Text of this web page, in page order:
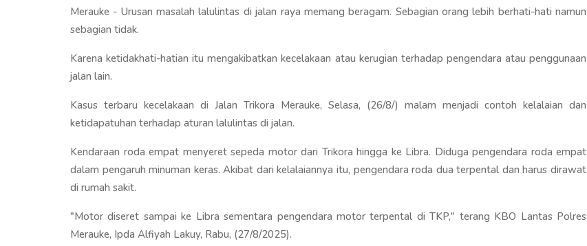
Merauke - Urusan masalah lalulintas di jalan raya memang beragam. Sebagian orang lebih berhati-hati namun
sebagian tidak.
Karena ketidakhati-hatian itu mengakibatkan kecelakaan atau kerugian terhadap pengendara atau penggunaan
jalan lain.
Kasus terbaru kecelakaan di Jalan Trikora Merauke, Selasa, (26/8/) malam menjadi contoh kelalaian dan
ketidapatuhan terhadap aturan lalulintas di jalan.
Kendaraan roda empat menyeret sepeda motor dari Trikora hingga ke Libra. Diduga pengendara roda empat
dalam pengaruh minuman keras. Akibat dari kelalaiannya itu, pengendara roda dua terpental dan harus dirawat
di rumah sakit.
"Motor diseret sampai ke Libra sementara pengendara motor terpental di TKP," terang KBO Lantas Polres
Merauke, Ipda Alfiyah Lakuy, Rabu, (27/8/2025).